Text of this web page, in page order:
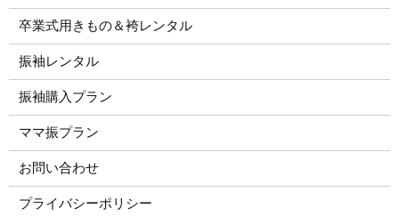
卒業式用きもの＆袴レンタル
振袖レンタル
振袖購入プラン
ママ振プラン
お問い合わせ
プライバシーポリシー